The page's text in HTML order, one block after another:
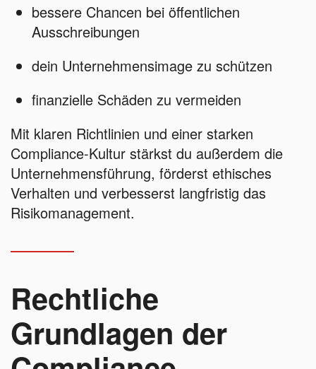
bessere Chancen bei öffentlichen
Ausschreibungen
dein Unternehmensimage zu schützen
finanzielle Schäden zu vermeiden
Mit klaren Richtlinien und einer starken
Compliance-Kultur stärkst du außerdem die
Unternehmensführung, förderst ethisches
Verhalten und verbesserst langfristig das
Risikomanagement.
Rechtliche
Grundlagen der